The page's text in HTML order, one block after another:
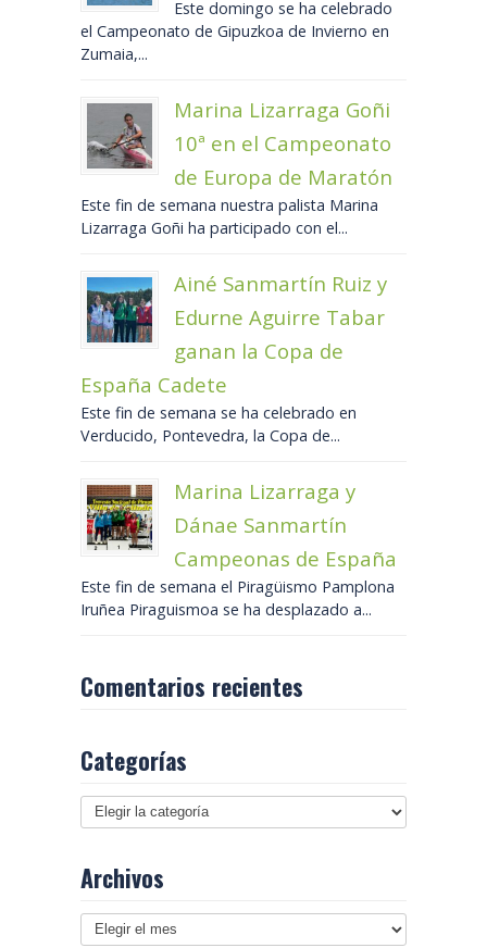
Este domingo se ha celebrado
el Campeonato de Gipuzkoa de Invierno en
Zumaia,...
Marina Lizarraga Goñi
10ª en el Campeonato
de Europa de Maratón
Este fin de semana nuestra palista Marina
Lizarraga Goñi ha participado con el...
Ainé Sanmartín Ruiz y
Edurne Aguirre Tabar
ganan la Copa de
España Cadete
Este fin de semana se ha celebrado en
Verducido, Pontevedra, la Copa de...
Marina Lizarraga y
Dánae Sanmartín
Campeonas de España
Este fin de semana el Piragüismo Pamplona
Iruñea Piraguismoa se ha desplazado a...
Comentarios recientes
Categorías
Archivos
Archivos